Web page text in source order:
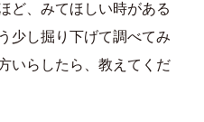
ど、みてほしい時がある
少し掘り下げて調べてみ
いらしたら、教えてくだ